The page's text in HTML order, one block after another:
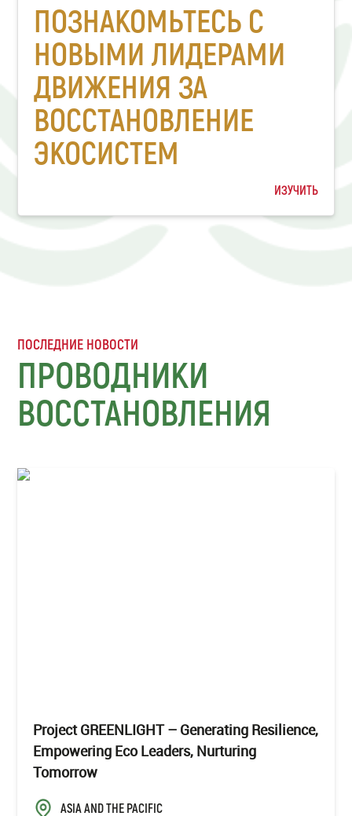
ПОЗНАКОМЬТЕСЬ С
НОВЫМИ ЛИДЕРАМИ
ДВИЖЕНИЯ ЗА
ВОССТАНОВЛЕНИЕ
ЭКОСИСТЕМ
ИЗУЧИТЬ
ПОСЛЕДНИЕ НОВОСТИ
ПРОВОДНИКИ
ВОССТАНОВЛЕНИЯ
Project GREENLIGHT – Generating Resilience,
Empowering Eco Leaders, Nurturing
Tomorrow
ASIA AND THE PACIFIC